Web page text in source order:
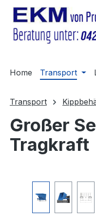
Hauptinhalt springen
Zur Suche springen
Zur Hauptnavigation
Home Transport
Transport
Großer
Tragkraft